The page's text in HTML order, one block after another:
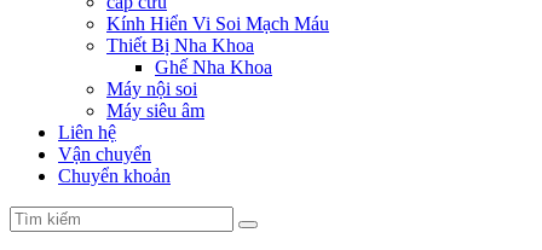
Kính Hiển Vi Soi Mạch Máu
Thiết Bị Nha Khoa
Ghế Nha Khoa
Máy nội soi
Máy siêu âm
Liên hệ
Vận chuyển
Chuyển khoản